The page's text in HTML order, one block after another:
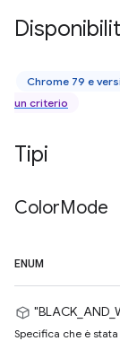
Chrome 79 e
un criterio
Tipi
ColorMode
ENUM
Specifica che è